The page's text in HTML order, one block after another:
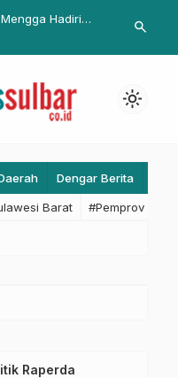
Treatment
dan
Bantu
search
light_mode
Dengar Berita
Barat #Pemprov
Raperda